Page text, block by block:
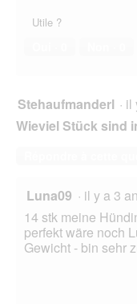
Utile ?
Stehaufmanderl · il
Wieviel Stück sind
Luna09 · il y a 3
14 stk meine
perfekt wäre noch
Gewicht - bin sehr